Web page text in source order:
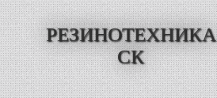
РЕЗИНОТЕХНИКА
СК